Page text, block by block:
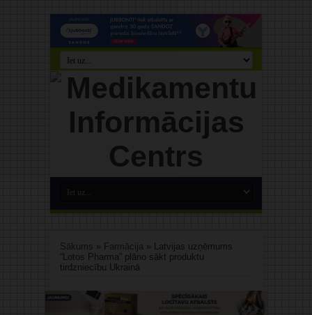
Sākums » Farmācija» Latvijas uzņēmums
“Lotos Pharma” plāno sākt produktu
tirdzniecību Ukrainā